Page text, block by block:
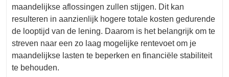
maandelijkse aflossingen zullen stijgen. Dit kan
resulteren in aanzienlijk hogere totale kosten gedurende
de looptijd van de lening. Daarom is het belangrijk om te
streven naar een zo laag mogelijke rentevoet om je
maandelijkse lasten te beperken en financiële stabiliteit
te behouden.